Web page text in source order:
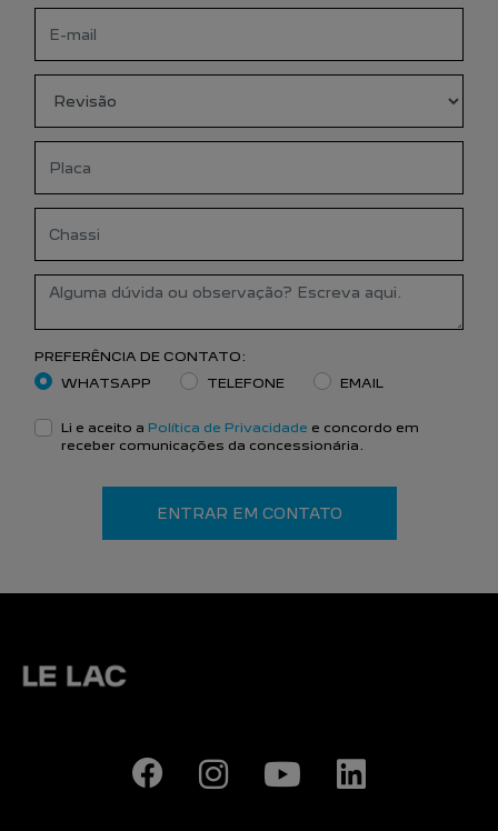
PREFERÊNCIA DE CONTATO:
WHATSAPP
TELEFONE EMAIL
Li e aceito a Política de Privacidade e concordo em
receber comunicações da concessionária.
ENTRAR EM CONTATO